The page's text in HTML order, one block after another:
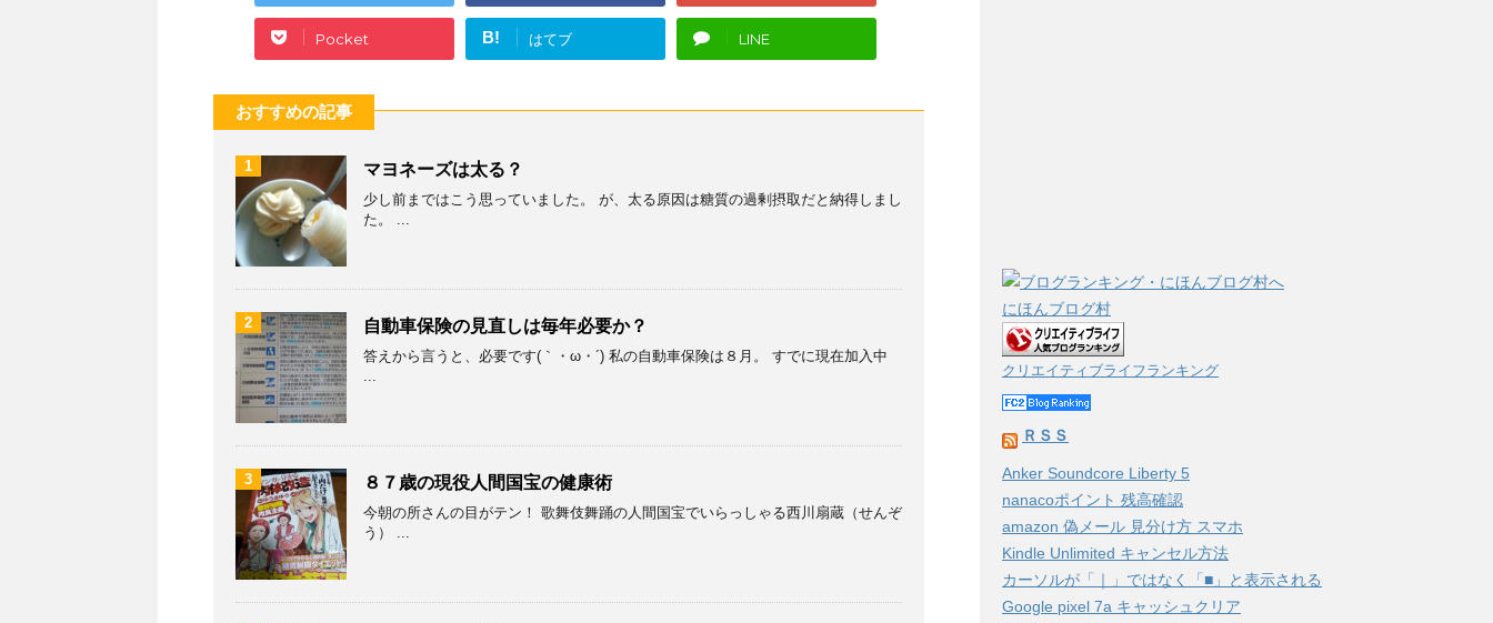
Pocket B! はてブ LINE
おすすめの記事
1 マヨネーズは太る？
少し前まではこう思っていました。 が、太る原因は糖質の過剰摂取だと納得しまし
た。 ...
2 自動車保険の見直しは毎年必要か？
答えから言うと、必要です(｀・ω・´) 私の自動車保険は８月。 すでに現在加入中
...
3 ８７歳の現役人間国宝の健康術
今朝の所さんの目がテン！ 歌舞伎舞踊の人間国宝でいらっしゃる西川扇蔵（せんぞ
う） ...
にほんブログ村
クリエイティブライフランキング
ＲＳＳ
Anker Soundcore Liberty 5
nanacoポイント 残高確認
amazon 偽メール 見分け方 スマホ
Kindle Unlimited キャンセル方法
カーソルが「｜」ではなく「■」と表示される
Google pixel 7a キャッシュクリア